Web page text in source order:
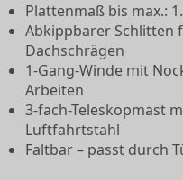
Plattenmaß bis max.:
Abkippbarer Schlitten
Dachschrägen
1-Gang-Winde mit
Arbeiten
3-fach-Teleskopmast
Luftfahrtstahl
Faltbar – passt durch